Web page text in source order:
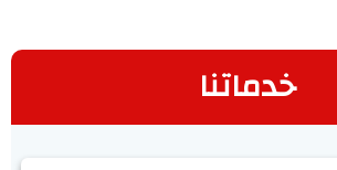
خدماتنا